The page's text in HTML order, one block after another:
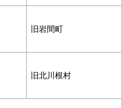
旧岩間町
旧北川根村